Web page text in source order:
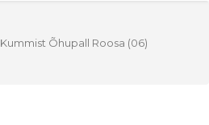
Kummist Õhupall Roosa (06)